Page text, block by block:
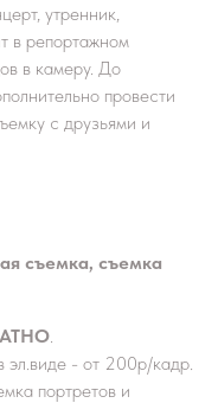
утренник,
в репортажном
в камеру. До
провести
с друзьями и
съемка, съемка
.
эл.виде - от 200р/кадр.
портретов и